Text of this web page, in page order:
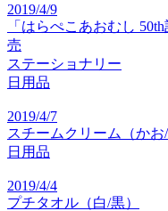
2019/4/9
「はらぺこあおむし
売
ステーショナリー
日用品
2019/4/7
スチームクリーム（かお
日用品
2019/4/4
プチタオル（白/黒）